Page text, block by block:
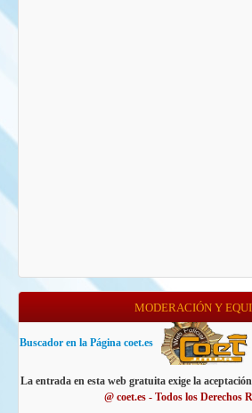
MODERACIÓN Y
Buscador en la Página coet.es
La entrada en esta web gratuita exige la
@ coet.es - Todos los Derechos